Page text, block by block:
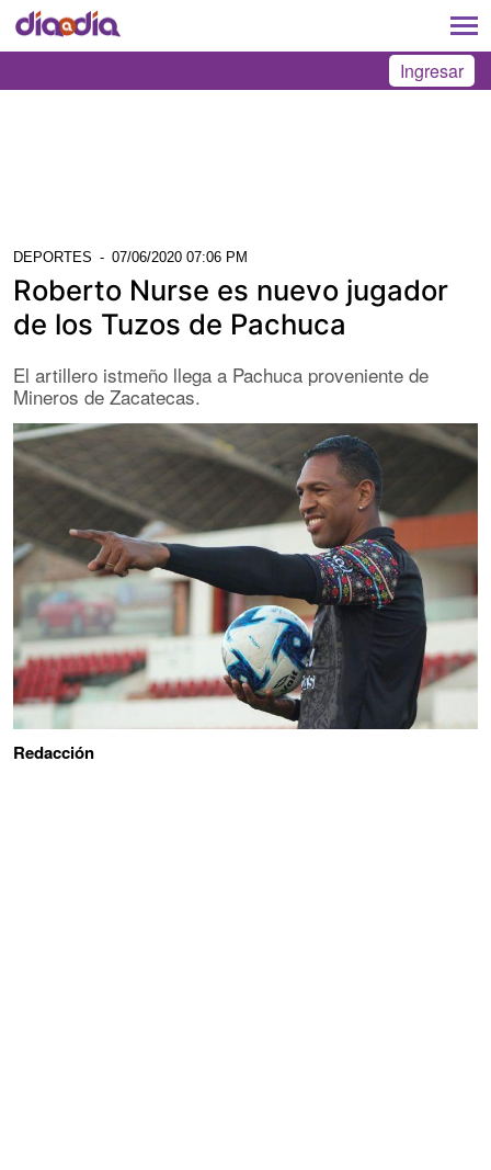
Ingresar
DEPORTES - 07/06/2020 07:06 PM
Roberto Nurse es nuevo jugador
de los Tuzos de Pachuca
El artillero istmeño llega a Pachuca proveniente de
Mineros de Zacatecas.
Redacción